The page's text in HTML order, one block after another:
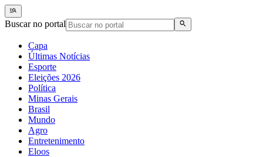
Buscar no portal
Capa
Últimas Notícias
Esporte
Eleições 2026
Política
Minas Gerais
Brasil
Mundo
Agro
Entretenimento
Eloos